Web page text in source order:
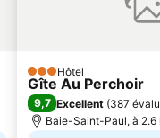
3 Étoiles
Hôtel
Gîte Au Perchoir
9,7 Excellent (387
Baie-Saint-Paul, à